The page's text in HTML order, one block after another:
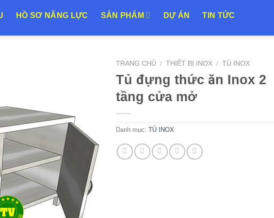
HỒ SƠ NĂNG LỰC SẢN PHẨM DỰ ÁN TIN TỨC
Wishlist
TRANG CHỦ / THIẾT BỊ INOX / TỦ INOX
Tủ đựng thức ăn Inox 2
tầng cửa mở
Danh mục: TỦ INOX